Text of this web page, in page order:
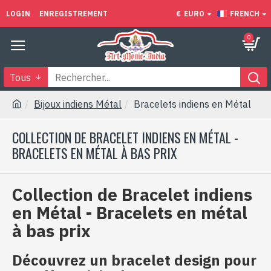
LOGIN ENREGISTREMENT € EURO FRENCH
0
Tous
Bijoux indiens Métal Bracelets indiens en Métal
COLLECTION DE BRACELET INDIENS EN MÉTAL -
BRACELETS EN MÉTAL À BAS PRIX
Collection de Bracelet indiens
en Métal - Bracelets en métal
à bas prix
Découvrez un bracelet design pour